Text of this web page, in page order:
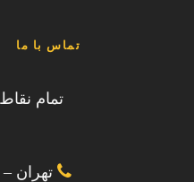
تماس با ما
تهران –